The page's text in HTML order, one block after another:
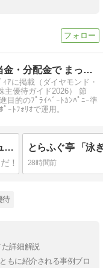
たつやの株主優待＆配当金・分配金で まったりライフ！
ｱに掲載（ダイヤモンド・
主優待ガイド2026） 節
目的のﾌﾟﾗｲﾍﾞｰﾄｶﾝﾊﾟﾆｰ準
ｰﾄﾌｫﾘｵで運用。
ダッキーダック メニュー 値段｜メニュー価格の紹介
28時間前
待
詳細解説
もに紹介される事例ブロ